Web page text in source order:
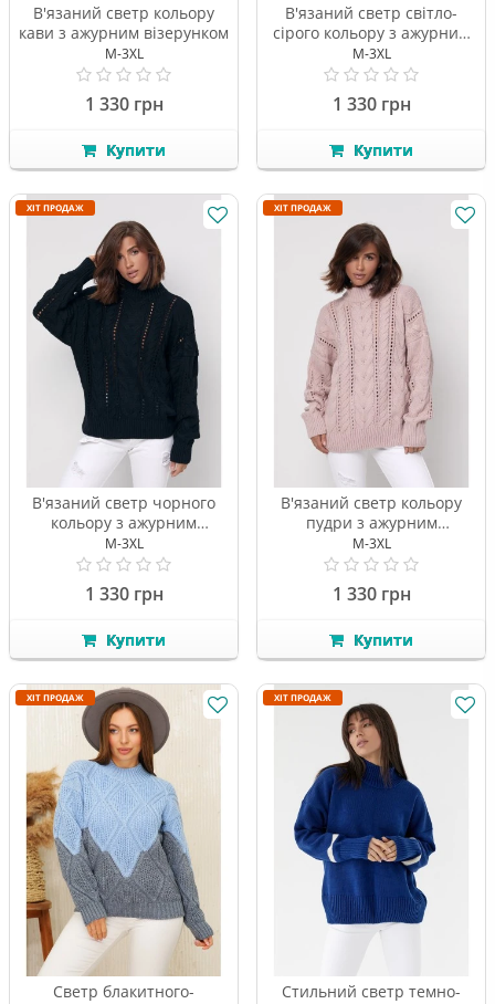
В'язаний светр кольору
кави з ажурним візерунком
M-3XL
1 330 грн
Купити
В'язаний светр світло-
сірого кольору з ажурним
візерунком
M-3XL
1 330 грн
Купити
ХІТ ПРОДАЖ
В'язаний светр чорного
кольору з ажурним
візерунком
M-3XL
1 330 грн
Купити
ХІТ ПРОДАЖ
В'язаний светр кольору
пудри з ажурним
візерунком
M-3XL
1 330 грн
Купити
ХІТ ПРОДАЖ
Светр блакитного-
ХІТ ПРОДАЖ
Стильний светр темно-